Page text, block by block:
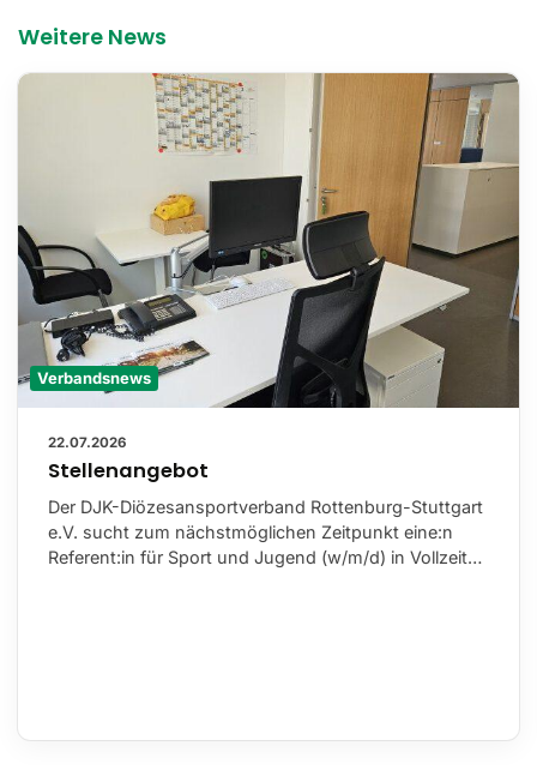
Weitere News
Verbandsnews
22.07.2026
Stellenangebot
Der DJK-Diözesansportverband Rottenburg-Stuttgart
e.V. sucht zum nächstmöglichen Zeitpunkt eine:n
Referent:in für Sport und Jugend (w/m/d) in Vollzeit…